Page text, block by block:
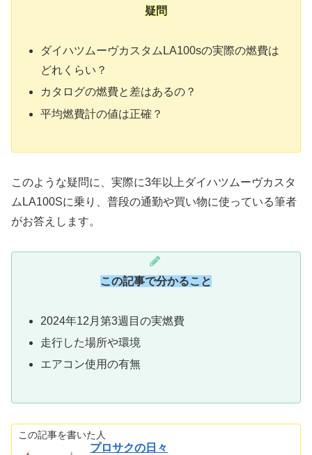
疑問
ダイハツムーヴカスタムLA100sの実際の燃費は
どれくらい？
カタログの燃費と差はあるの？
平均燃費計の値は正確？
このような疑問に、実際に3年以上ダイハツムーヴカスタ
ムLA100Sに乗り、普段の通勤や買い物に使っている筆者
がお答えします。
この記事で分かること
2024年12月第3週目の実燃費
走行した場所や環境
エアコン使用の有無
この記事を書いた人
プロサクの日々